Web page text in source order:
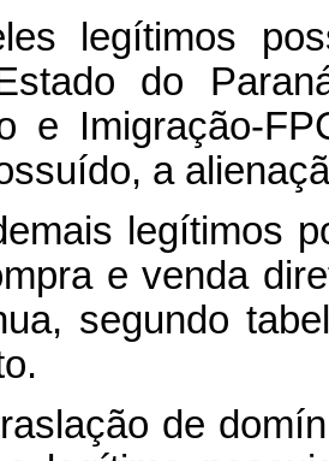
legítimos
do
e Imigração-
a
legítimos
e venda
segundo
de